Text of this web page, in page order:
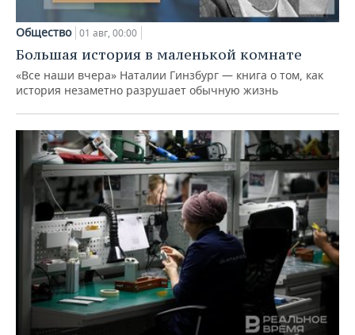
Общество 01 авг, 00:00
Большая история в маленькой комнате
«Все наши вчера» Наталии Гинзбург — книга о том, как
история незаметно разрушает обычную жизнь